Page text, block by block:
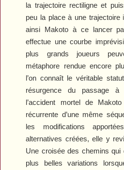
la trajectoire rectiligne et
peu la place à une trajectoire
ainsi Makoto à ce lancer
effectue une courbe
plus grands joueurs
métaphore rendue encore
l’on connaît le véritable
résurgence du passage à
l’accident mortel de Makoto
récurrente d’une même
les modifications
alternatives créées, elle y
Une croisée des chemins qui
plus belles variations